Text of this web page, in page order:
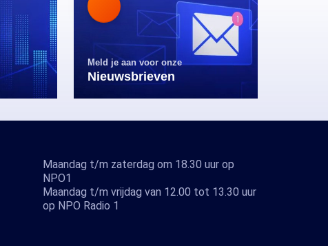
Meld je aan voor onze
Nieuwsbrieven
Maandag t/m zaterdag om 18.30 uur op
NPO1
Maandag t/m vrijdag van 12.00 tot 13.30 uur
op NPO Radio 1